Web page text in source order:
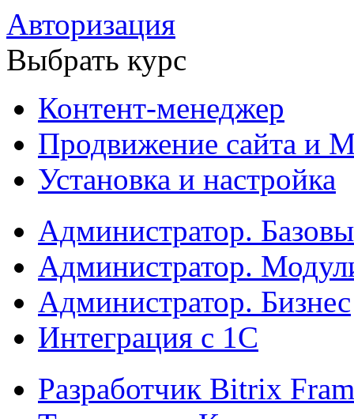
Авторизация
Выбрать курс
Контент-менеджер
Продвижение сайта и
Установка и настройка
Администратор.
Администратор.
Администратор. Бизнес
Интеграция с 1С
Разработчик Bitrix